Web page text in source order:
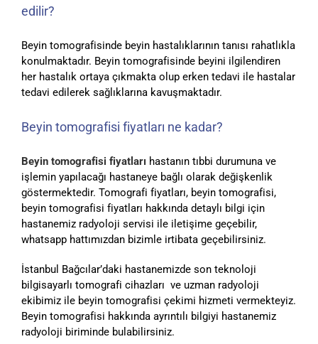
edilir?
Beyin tomografisinde beyin hastalıklarının tanısı rahatlıkla
konulmaktadır. Beyin tomografisinde beyini ilgilendiren
her hastalık ortaya çıkmakta olup erken tedavi ile hastalar
tedavi edilerek sağlıklarına kavuşmaktadır.
Beyin tomografisi fiyatları ne kadar?
Beyin tomografisi fiyatları hastanın tıbbi durumuna ve
işlemin yapılacağı hastaneye bağlı olarak değişkenlik
göstermektedir. Tomografi fiyatları, beyin tomografisi,
beyin tomografisi fiyatları hakkında detaylı bilgi için
hastanemiz radyoloji servisi ile iletişime geçebilir,
whatsapp hattımızdan bizimle irtibata geçebilirsiniz.
İstanbul Bağcılar’daki hastanemizde son teknoloji
bilgisayarlı tomografi cihazları ve uzman radyoloji
ekibimiz ile beyin tomografisi çekimi hizmeti vermekteyiz.
Beyin tomografisi hakkında ayrıntılı bilgiyi hastanemiz
radyoloji biriminde bulabilirsiniz.